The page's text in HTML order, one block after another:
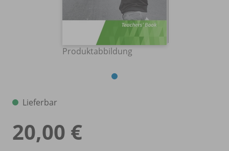
Produktabbildung
Lieferbar
20,00 €